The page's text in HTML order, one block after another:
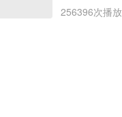
256396次播放